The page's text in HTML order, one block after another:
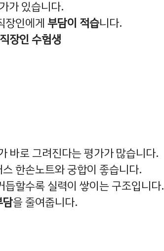
가 있습니다.
장인에게 부담이 적습니다.
직장인 수험생
바로 그려진다는 평가가 많습니다.
한손노트와 궁합이 좋습니다.
듭할수록 실력이 쌓이는 구조입니다.
담을 줄여줍니다.